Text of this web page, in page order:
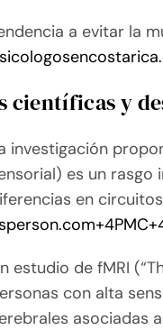
a evitar la
científicas y
investigación
es un rasgo
en
+4PMC
estudio de fMRI
con alta
asociadas